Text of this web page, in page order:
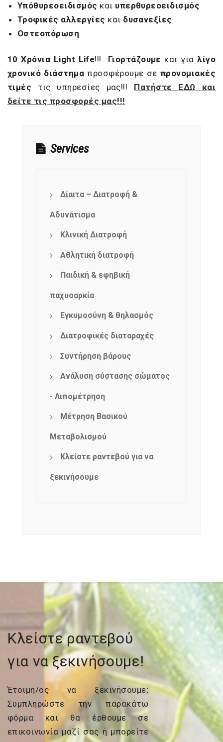
Υπόθυρεοειδισμός και υπερθυρεοειδισμός
Τροφικές αλλεργίες και δυσανεξίες
Οστεοπόρωση
10 Χρόνια Light Life!!! Γιορτάζουμε και γιαλίγο
χρονικό διάστημα προσφέρουμε σε προνομιακές
τιμές τις υπηρεσίες μας!!! Πατήστε ΕΔΩ και
δείτε τις προσφορές μας!!!
Services
Δίαιτα – Διατροφή &
Αδυνάτισμα
Κλινική Διατροφή
Αθλητική διατροφή
Παιδική & εφηβική
παχυσαρκία
Εγκυμοσύνη & θηλασμός
Διατροφικές διαταραχές
Συντήρηση βάρους
Ανάλυση σύστασης σώματος
- Λιπομέτρηση
Μέτρηση Βασικού
Μεταβολισμού
Κλείστε ραντεβού για να
ξεκινήσουμε
Κλείστε ραντεβού
για να ξεκινήσουμε!
Έτοιμη/ος να ξεκινήσουμε;
Συμπληρώστε την παρακάτω
φόρμα και θα έρθουμε σε
επικοινωνία μαζί σας ή μπορείτε